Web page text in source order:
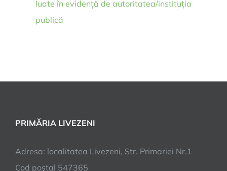
luate în evidență de autoritatea/instituția
publică
PRIMĂRIA LIVEZENI
Adresa: localitatea Livezeni, Str. Primariei Nr.1
Cod poştal 547365